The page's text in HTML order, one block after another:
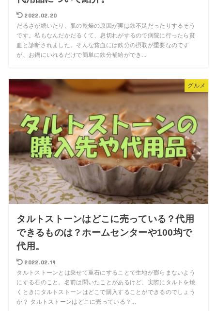
2022.02.20
だるさが続いたり、肌の乾燥の原因が実は鉄不足だったりするそう
です。私もなんだかだるくて、息切れがするので病院に行ったら貧
血と診断されました。そんな貧血には鉄分の摂取が重要なのです
が、お鍋にいれるだけで簡単に鉄分補給ができ...
グルメ
タルトストーンはどこに売っている？代用
できるものは？ホームセンターや100均で
代用。
2022.02.19
タルトストーンとは乗せて重石にすることで生地が膨らまないよう
にする石のこと。名前は聞いたことがあるけど、実際にタルトを焼
くときにタルトストーンはどこで購入することができるのでしょう
か？ タルトストーンはどこに売っている？...